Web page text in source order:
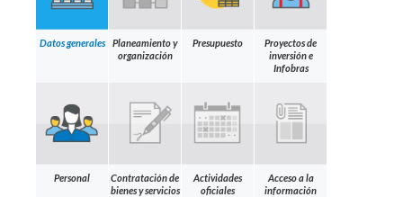
Datos generales
Planeamiento y
organización
Presupuesto
Proyectos de
inversión e
Infobras
Personal
Contratación de
bienes y servicios
Actividades
oficiales
Acceso a la
información